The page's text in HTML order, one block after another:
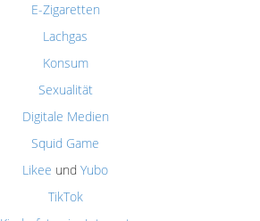
E-Zigaretten
Lachgas
Konsum
Sexualität
Digitale Medien
Squid Game
Likee und Yubo
TikTok